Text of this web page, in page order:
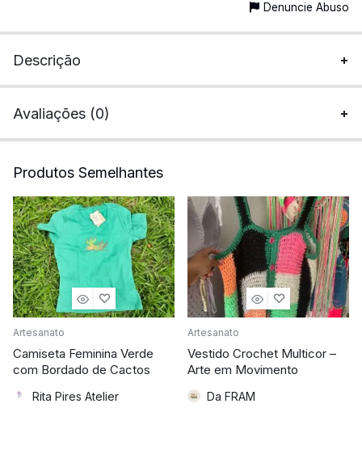
Denuncie Abuso
Descrição
Avaliações (0)
Produtos Semelhantes
Artesanato
Camiseta Feminina Verde
com Bordado de Cactos
Rita Pires Atelier
Artesanato
Vestido Crochet Multicor –
Arte em Movimento
Da FRAM